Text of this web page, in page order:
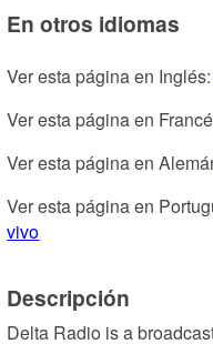
En otros idiomas
Ver esta página en Inglés:
Ver esta página en
Ver esta página en
Ver esta página en
vivo
Descripción
Delta Radio is a